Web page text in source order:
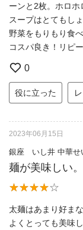
ーンと2枚。ホロホ
スープはとてもし
野菜をもりもり食
コスパ良き！リピ
0
役に立った
2023年06月15日
銀座 いし井 中華せ
麺が美味しい。
太麺はあまり好ま
よくとっても美味